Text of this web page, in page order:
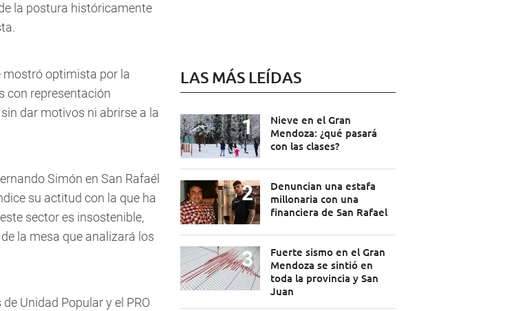
la postura históricamente
optimista por la
con representación
dar motivos ni abrirse a la
su actitud con la que ha
sector es insostenible,
la mesa que analizará los
Unidad Popular y el PRO
LAS MÁS LEÍDAS
Nieve en el Gran
Mendoza: ¿qué pasará
con las clases?
Denuncian una estafa
millonaria con una
financiera de San Rafael
Fuerte sismo en el Gran
Mendoza se sintió en
toda la provincia y San
Juan